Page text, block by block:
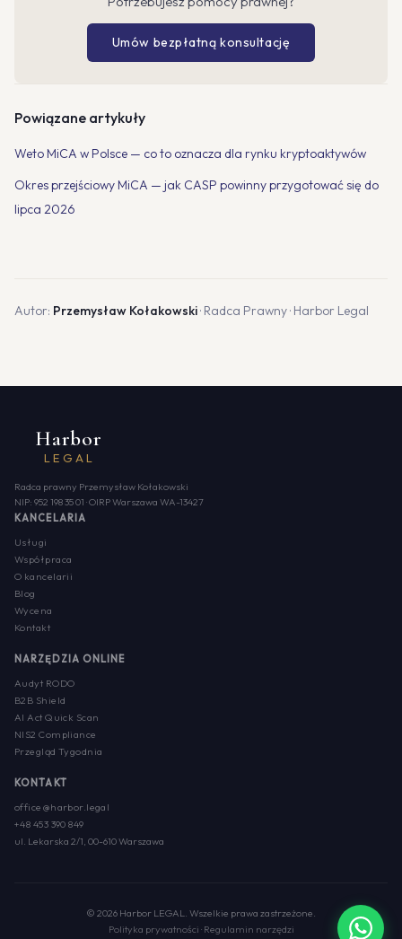
Umów bezpłatną konsultację
Powiązane artykuły
Weto MiCA w Polsce — co to oznacza dla rynku kryptoaktywów
Okres przejściowy MiCA — jak CASP powinny przygotować się do
lipca 2026
Autor: Przemysław Kołakowski· Radca Prawny · Harbor Legal
LEGAL
Harbor
Radca prawny Przemysław Kołakowski
NIP: 952 198 35 01 · OIRP Warszawa WA-13427
KANCELARIA
Usługi
Współpraca
O kancelarii
Blog
Wycena
Kontakt
NARZĘDZIA ONLINE
Audyt RODO
B2B Shield
AI Act Quick Scan
NIS2 Compliance
Przegląd Tygodnia
KONTAKT
office@harbor.legal
+48 453 390 849
ul. Lekarska 2/1, 00-610 Warszawa
© 2026 Harbor LEGAL. Wszelkie prawa zastrzeżone.
Polityka prywatności · Regulamin narzędzi